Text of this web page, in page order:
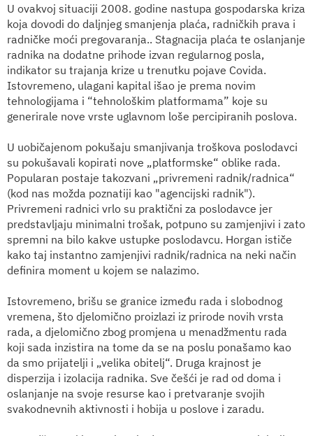
U ovakvoj situaciji 2008. godine nastupa gospodarska kriza
koja dovodi do daljnjeg smanjenja plaća, radničkih prava i
radničke moći pregovaranja.. Stagnacija plaća te oslanjanje
radnika na dodatne prihode izvan regularnog posla,
indikator su trajanja krize u trenutku pojave Covida.
Istovremeno, ulagani kapital išao je prema novim
tehnologijama i “tehnološkim platformama” koje su
generirale nove vrste uglavnom loše percipiranih poslova.
U uobičajenom pokušaju smanjivanja troškova poslodavci
su pokušavali kopirati nove „platformske“ oblike rada.
Popularan postaje takozvani „privremeni radnik/radnica“
(kod nas možda poznatiji kao "agencijski radnik").
Privremeni radnici vrlo su praktični za poslodavce jer
predstavljaju minimalni trošak, potpuno su zamjenjivi i zato
spremni na bilo kakve ustupke poslodavcu. Horgan ističe
kako taj instantno zamjenjivi radnik/radnica na neki način
definira moment u kojem se nalazimo.
Istovremeno, brišu se granice između rada i slobodnog
vremena, što djelomično proizlazi iz prirode novih vrsta
rada, a djelomično zbog promjena u menadžmentu rada
koji sada inzistira na tome da se na poslu ponašamo kao
da smo prijatelji i „velika obitelj“. Druga krajnost je
disperzija i izolacija radnika. Sve češći je rad od doma i
oslanjanje na svoje resurse kao i pretvaranje svojih
svakodnevnih aktivnosti i hobija u poslove i zaradu.